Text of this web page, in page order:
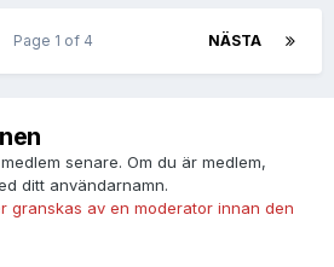
NÄSTA
Page 1 of 4
senare. Om du är medlem,
ditt användarnamn.
granskas av en moderator innan den